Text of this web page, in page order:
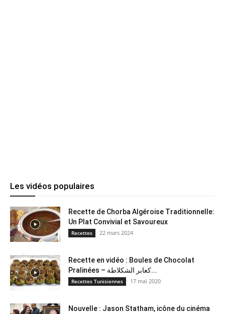
Les vidéos populaires
Recette de Chorba Algéroise Traditionnelle:
Un Plat Convivial et Savoureux
Recettes 22 mars 2024
Recette en vidéo : Boules de Chocolat
Pralinées – كعابر الشكلاطة...
Recettes Tunisiennes 17 mai 2020
Nouvelle : Jason Statham, icône du cinéma